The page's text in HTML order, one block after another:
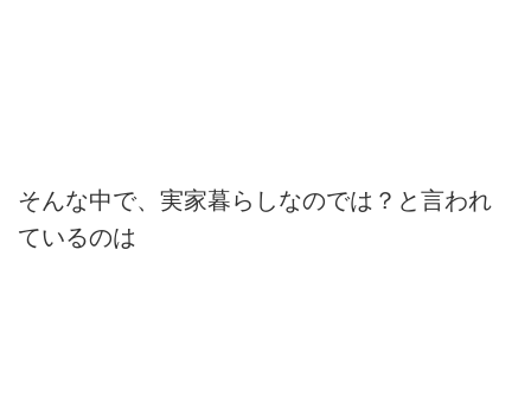
そんな中で、実家暮らしなのでは？と言われ
ているのは